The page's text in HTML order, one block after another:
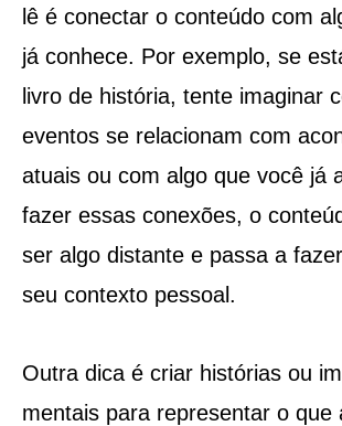
lê é conectar o conteúdo com
já conhece. Por exemplo, se
livro de história, tente imaginar
eventos se relacionam com
atuais ou com algo que você já
fazer essas conexões, o
ser algo distante e passa a
seu contexto pessoal.
Outra dica é criar histórias ou
mentais para representar o que